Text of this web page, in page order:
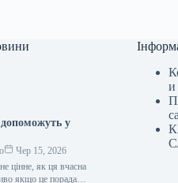
у
Чер 15, 2026
цінне, як ця вчасна
якщо це порада
и